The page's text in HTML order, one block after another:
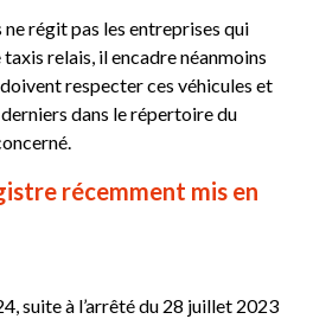
régit pas les entreprises qui
relais, il encadre néanmoins
respecter ces véhicules et
dans le répertoire du
récemment mis en
suite à l’arrêté du 28 juillet 2023